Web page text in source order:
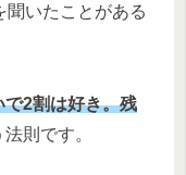
聞いたことがある
2割は好き。残
則です。